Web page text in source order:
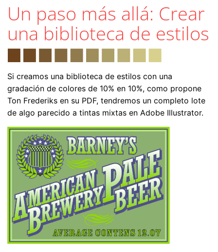
Un paso más allá: Crear
una biblioteca de estilos
Si creamos una biblioteca de estilos con una
gradación de colores de 10% en 10%, como propone
Ton Frederiks en su PDF, tendremos un completo lote
de algo parecido a tintas mixtas en Adobe Illustrator.